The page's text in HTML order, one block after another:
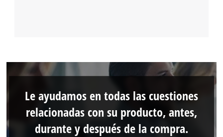
Le ayudamos en todas las cuestiones
relacionadas con su producto, antes,
durante y después de la compra.